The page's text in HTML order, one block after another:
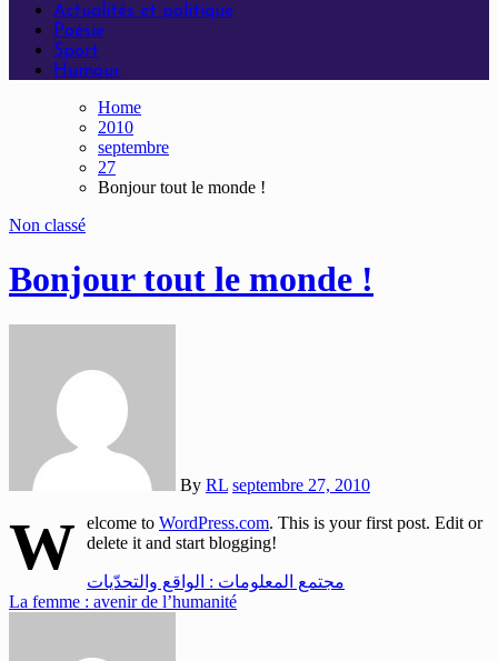
Actualités et politique
Poésie
Sport
Humour
Home
2010
septembre
27
Bonjour tout le monde !
Non classé
Bonjour tout le monde !
By RL septembre 27, 2010
W elcome to WordPress.com. This is your first post. Edit or
delete it and start blogging!
Navigation
de
مجتمع المعلومات : الواقع والتحدّيات
La femme : avenir de l’humanité